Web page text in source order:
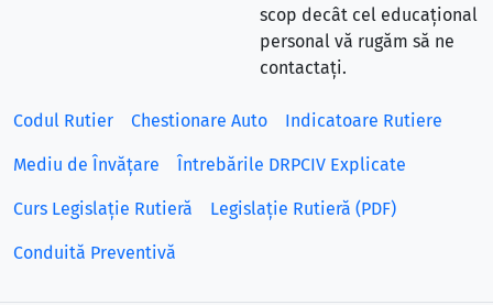
scop decât cel educațional
personal vă rugăm să ne
contactați.
Codul Rutier Chestionare Auto Indicatoare Rutiere
Mediu de Învățare Întrebările DRPCIV Explicate
Curs Legislație Rutieră Legislație Rutieră (PDF)
Conduită Preventivă